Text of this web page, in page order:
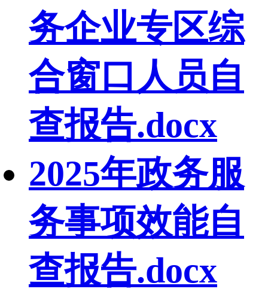
务企业专区综
合窗口人员自
查报告.docx
2025年政务服
务事项效能自
查报告.docx